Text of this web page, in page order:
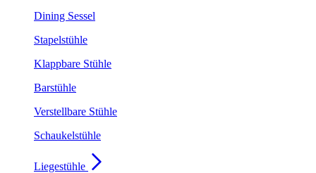
Dining Sessel
Stapelstühle
Klappbare Stühle
Barstühle
Verstellbare Stühle
Schaukelstühle
Liegestühle